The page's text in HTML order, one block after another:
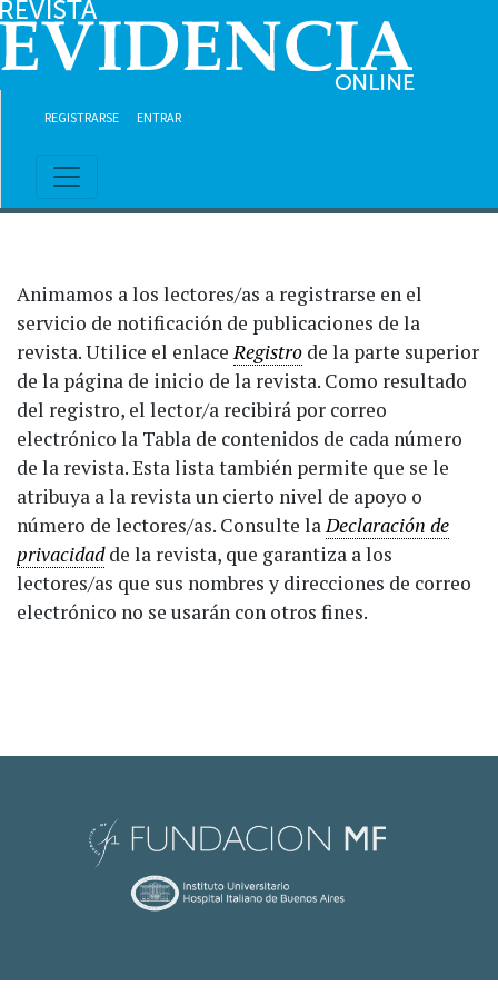
Ir al contenido principal
Ir al menú de navegación principal
Ir al pie de página del sitio
REGISTRARSE ENTRAR
Animamos a los lectores/as a registrarse en el
servicio de notificación de publicaciones de la
revista. Utilice el enlaceRegistro de la parte superior
de la página de inicio de la revista. Como resultado
del registro, el lector/a recibirá por correo
electrónico la Tabla de contenidos de cada número
de la revista. Esta lista también permite que se le
atribuya a la revista un cierto nivel de apoyo o
número de lectores/as. Consulte laDeclaración de
privacidadde la revista, que garantiza a los
lectores/as que sus nombres y direcciones de correo
electrónico no se usarán con otros fines.